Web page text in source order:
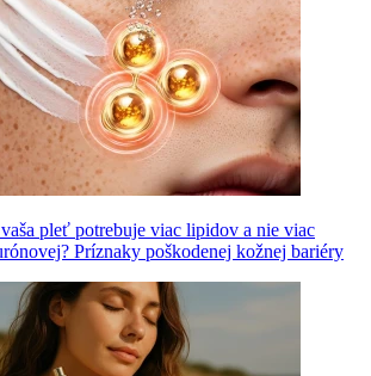
pleť potrebuje viac lipidov a nie viac
Príznaky poškodenej kožnej bariéry